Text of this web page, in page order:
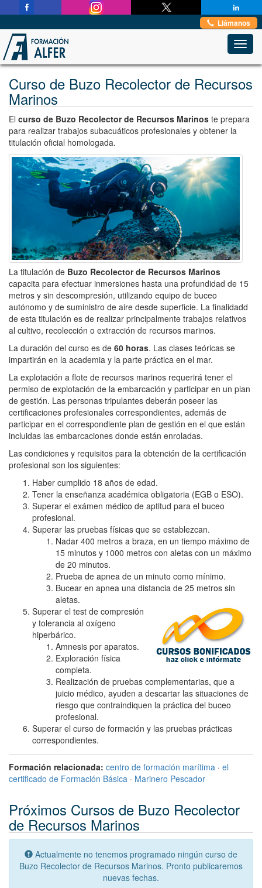
Llámanos
Curso de Buzo Recolector de Recursos
Marinos
El curso de Buzo Recolector de Recursos Marinos te prepara
para realizar trabajos subacuáticos profesionales y obtener la
titulación oficial homologada.
La titulación de Buzo Recolector de Recursos Marinos
capacita para efectuar inmersiones hasta una profundidad de 15
metros y sin descompresión, utilizando equipo de buceo
autónomo y de suministro de aire desde superficie. La finalidadd
de esta titulación es de realizar principalmente trabajos relativos
al cultivo, recolección o extracción de recursos marinos.
La duración del curso es de 60 horas. Las clases teóricas se
impartirán en la academia y la parte práctica en el mar.
La explotación a flote de recursos marinos requerirá tener el
permiso de explotación de la embarcación y participar en un plan
de gestión. Las personas tripulantes deberán poseer las
certificaciones profesionales correspondientes, además de
participar en el correspondiente plan de gestión en el que están
incluidas las embarcaciones donde están enroladas.
Las condiciones y requisitos para la obtención de la certificación
profesional son los siguientes:
Haber cumplido 18 años de edad.
Tener la enseñanza académica obligatoria (EGB o ESO).
Superar el exámen médico de aptitud para el buceo
profesional.
Superar las pruebas físicas que se establezcan.
Nadar 400 metros a braza, en un tiempo máximo de
15 minutos y 1000 metros con aletas con un máximo
de 20 minutos.
Prueba de apnea de un minuto como mínimo.
Bucear en apnea una distancia de 25 metros sin
aletas.
Superar el test de compresión
y tolerancia al oxígeno
hiperbárico.
Amnesis por aparatos.
Exploración física
completa.
Realización de pruebas complementarias, que a
juicio médico, ayuden a descartar las situaciones de
riesgo que contraindiquen la práctica del buceo
profesional.
Superar el curso de formación y las pruebas prácticas
correspondientes.
Formación relacionada: centro de formación marítima · el
certificado de Formación Básica · Marinero Pescador
Próximos Cursos de Buzo Recolector
de Recursos Marinos
Actualmente no tenemos programado ningún curso de
Buzo Recolector de Recursos Marinos. Pronto publicaremos
nuevas fechas.
Formación Marítima Profesional→
Buzo Recolector de Recursos Marinos